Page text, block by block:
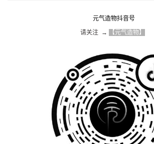
元气造物抖音号
请关注  → 【元气造物】